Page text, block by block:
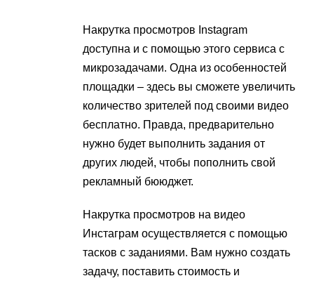
Накрутка просмотров Instagram
доступна и с помощью этого сервиса с
микрозадачами. Одна из особенностей
площадки – здесь вы сможете увеличить
количество зрителей под своими видео
бесплатно. Правда, предварительно
нужно будет выполнить задания от
других людей, чтобы пополнить свой
рекламный бююджет.
Накрутка просмотров на видео
Инстаграм осуществляется с помощью
тасков с заданиями. Вам нужно создать
задачу, поставить стоимость и